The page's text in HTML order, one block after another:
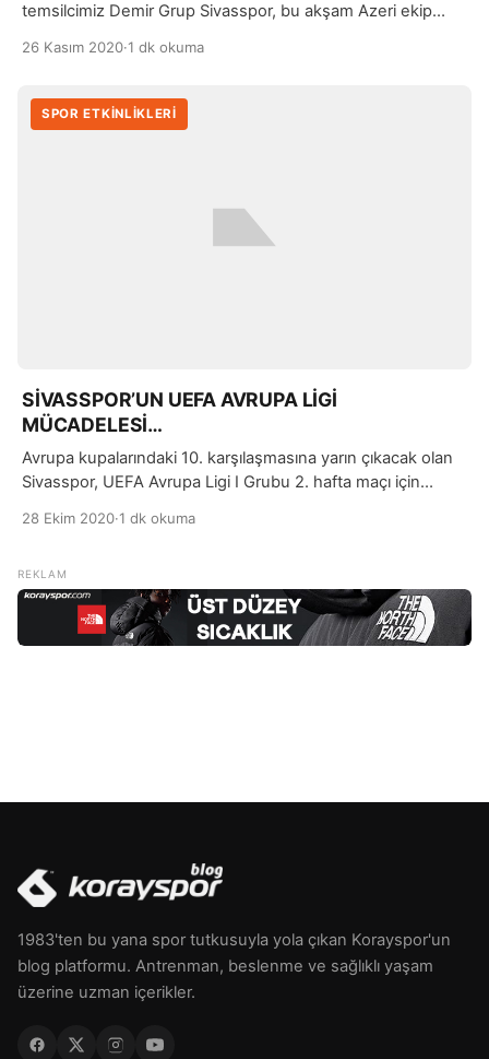
temsilcimiz Demir Grup Sivasspor, bu akşam Azeri ekip
26 Kasım 2020·1 dk okuma
SPOR ETKİNLİKLERİ
SİVASSPOR’UN UEFA AVRUPA LİGİ
MÜCADELESİ…
Avrupa kupalarındaki 10. karşılaşmasına yarın çıkacak olan
Sivasspor, UEFA Avrupa Ligi I Grubu 2. hafta maçı için
28 Ekim 2020·1 dk okuma
1983'ten bu yana spor tutkusuyla yola çıkan Korayspor'un
blog platformu. Antrenman, beslenme ve sağlıklı yaşam
üzerine uzman içerikler.